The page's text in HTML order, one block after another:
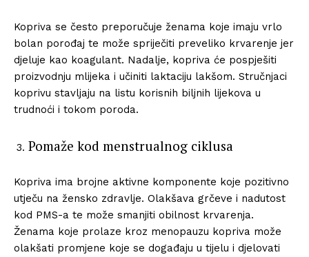
Kopriva se često preporučuje ženama koje imaju vrlo
bolan porođaj te može spriječiti preveliko krvarenje jer
djeluje kao koagulant. Nadalje, kopriva će pospješiti
proizvodnju mlijeka i učiniti laktaciju lakšom. Stručnjaci
koprivu stavljaju na listu korisnih biljnih lijekova u
trudnoći i tokom poroda.
Pomaže kod menstrualnog ciklusa
Kopriva ima brojne aktivne komponente koje pozitivno
utječu na žensko zdravlje. Olakšava grčeve i nadutost
kod PMS-a te može smanjiti obilnost krvarenja.
Ženama koje prolaze kroz menopauzu kopriva može
olakšati promjene koje se događaju u tijelu i djelovati